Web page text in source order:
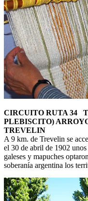
CIRCUITO RUTA 34
PLEBISCITO)
TREVELIN
A 9 km. de Trevelin se
el 30 de abril de 1902
galeses y mapuches
soberanía argentina los